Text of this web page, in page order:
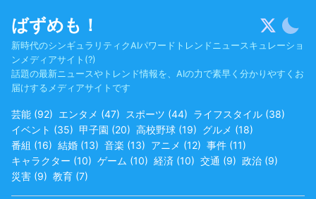
content
ばずめも！
新時代のシンギュラリティクAIパワードトレンドニュースキュレーショ
ンメディアサイト(?)
話題の最新ニュースやトレンド情報を、AIの力で素早く分かりやすくお
届けするメディアサイトです
芸能 (92) エンタメ (47) スポーツ (44) ライフスタイル (38)
イベント (35) 甲子園 (20) 高校野球 (19) グルメ (18)
番組 (16) 結婚 (13) 音楽 (13) アニメ (12) 事件 (11)
キャラクター (10) ゲーム (10) 経済 (10) 交通 (9) 政治 (9)
災害 (9) 教育 (7)